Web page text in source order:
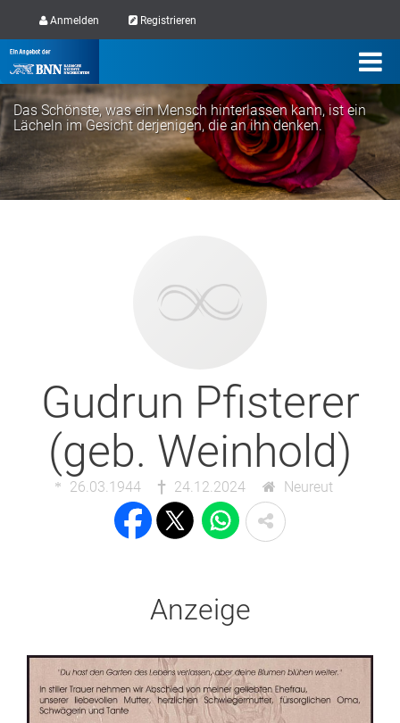
Anmelden Registrieren
Das Schönste, was ein Mensch hinterlassen kann, ist ein
Lächeln im Gesicht derjenigen, die an ihn denken.
Gudrun Pfisterer
(geb. Weinhold)
26.03.1944 24.12.2024 Neureut
Anzeige